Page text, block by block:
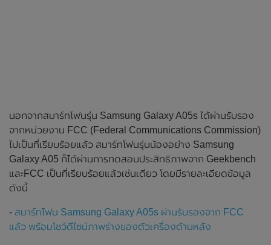
นอกจากสมาร์ทโฟนรุ่น Samsung Galaxy A05s ได้ผ่านรับรอง
จากหน่วยงาน FCC (Federal Communications Commission)
ไปเป็นที่เรียบร้อยแล้ว สมาร์ทโฟนรุ่นน้องอย่าง Samsung
Galaxy A05 ก็ได้ผ่านการทดสอบประสิทธิภาพจาก Geekbench
และFCC เป็นที่เรียบร้อยแล้วเช่นเดียว โดยมีรายละเอียดข้อมูล
ดังนี้
- สมาร์ทโฟน Samsung Galaxy A05s ผ่านรับรองจาก FCC
แล้ว พร้อมโชว์ดีไซน์ภาพร่างของตัวเครื่องด้านหลัง